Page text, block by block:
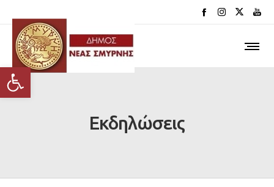
Ανοίξτε τη γραμμή εργαλείων
Εκδηλώσεις